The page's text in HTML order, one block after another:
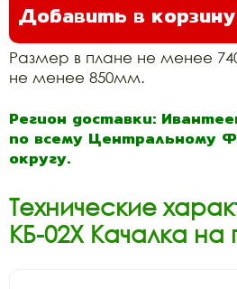
Добавить в корзину
Размер в плане не менее
не менее 850мм.
Регион доставки:
по всему Центральному
округу.
Технические
КБ-02Х Качалка